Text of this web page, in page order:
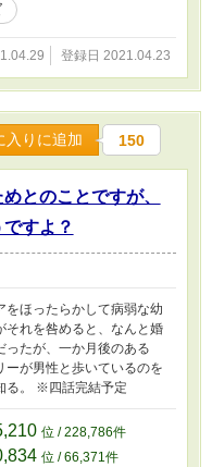
登録日 2021.04.23
入りに追加 150
とのことですが、
すよ？
をほったらかして病弱な幼
それを咎めると、なんと婚
ったが、一か月後のある
ーが男性と歩いているのを
る。 ※四話完結予定
位 / 228,786件
位 / 66,371件